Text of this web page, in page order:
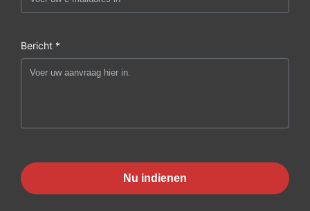
Bericht *
Nu indienen